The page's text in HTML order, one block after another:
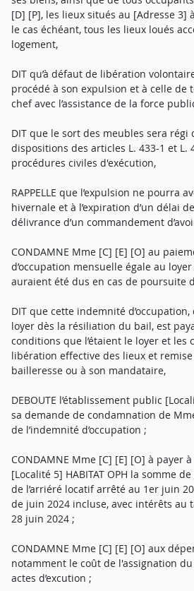
[D] [P], les lieux situés au [Adresse 3]
le cas échéant, tous les lieux loués
logement,
DIT qu’à défaut de libération
procédé à son expulsion et à celle de
chef avec l’assistance de la force
DIT que le sort des meubles sera régi
dispositions des articles L. 433-1 et L.
procédures civiles d'exécution,
RAPPELLE que l’expulsion ne pourra
hivernale et à l’expiration d’un délai
délivrance d’un commandement
CONDAMNE Mme [C] [E] [O] au
d’occupation mensuelle égale au
auraient été dus en cas de poursuite
DIT que cette indemnité
loyer dès la résiliation du bail, est
conditions que l’étaient le loyer et les
libération effective des lieux et remise
bailleresse ou à son mandataire,
DEBOUTE l’établissement public
sa demande de condamnation de
de l’indemnité d’occupation ;
CONDAMNE Mme [C] [E] [O] à payer
[Localité 5] HABITAT OPH la somme
de l’arriéré locatif arrêté au 1er juin
de juin 2024 incluse, avec intérêts au
28 juin 2024 ;
CONDAMNE Mme [C] [E] [O] aux
notamment le coût de l'assignation
actes d’excution ;